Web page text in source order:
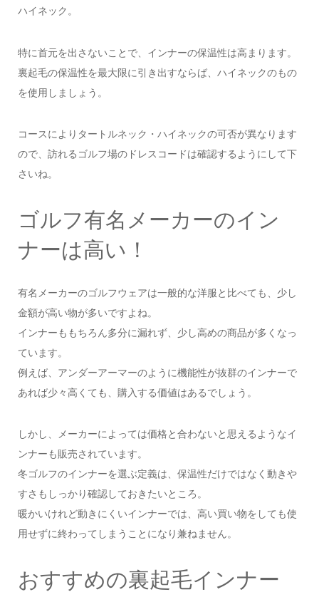
ハイネック。
特に首元を出さないことで、インナーの保温性は高まります。
裏起毛の保温性を最大限に引き出すならば、ハイネックのもの
を使用しましょう。
コースによりタートルネック・ハイネックの可否が異なります
ので、訪れるゴルフ場のドレスコードは確認するようにして下
さいね。
ゴルフ有名メーカーのイン
ナーは高い！
有名メーカーのゴルフウェアは一般的な洋服と比べても、少し
金額が高い物が多いですよね。
インナーももちろん多分に漏れず、少し高めの商品が多くなっ
ています。
例えば、アンダーアーマーのように機能性が抜群のインナーで
あれば少々高くても、購入する価値はあるでしょう。
しかし、メーカーによっては価格と合わないと思えるようなイ
ンナーも販売されています。
冬ゴルフのインナーを選ぶ定義は、保温性だけではなく動きや
すさもしっかり確認しておきたいところ。
暖かいけれど動きにくいインナーでは、高い買い物をしても使
用せずに終わってしまうことになり兼ねません。
おすすめの裏起毛インナー